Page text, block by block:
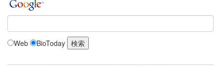
Web BioToday